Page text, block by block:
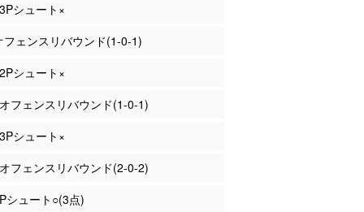
シュート×
フェンスリバウンド(1-0-1)
シュート×
フェンスリバウンド(1-0-1)
シュート×
フェンスリバウンド(2-0-2)
シュート○(3点)